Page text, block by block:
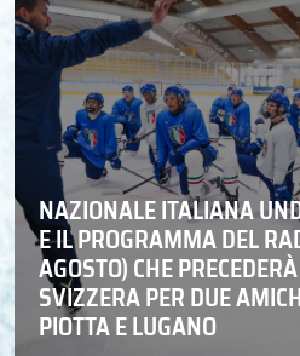
NAZIONALE ITALIANA
E IL PROGRAMMA DEL
AGOSTO) CHE
SVIZZERA PER DUE
PIOTTA E LUGANO